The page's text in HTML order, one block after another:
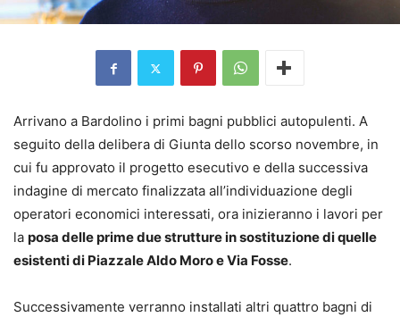
Arrivano a Bardolino i primi bagni pubblici autopulenti. A
seguito della delibera di Giunta dello scorso novembre, in
cui fu approvato il progetto esecutivo e della successiva
indagine di mercato finalizzata all’individuazione degli
operatori economici interessati, ora inizieranno i lavori per
la posa delle prime due strutture in sostituzione di quelle
esistenti di Piazzale Aldo Moro e Via Fosse.
Successivamente verranno installati altri quattro bagni di